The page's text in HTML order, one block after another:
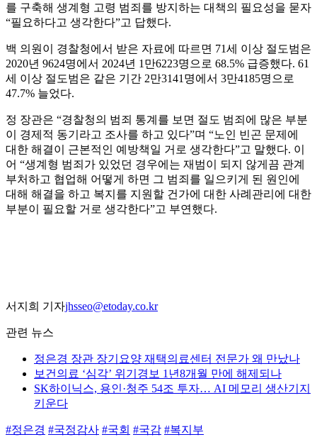
를 구축해 생계형 고령 범죄를 방지하는 대책의 필요성을 묻자
“필요하다고 생각한다”고 답했다.
백 의원이 경찰청에서 받은 자료에 따르면 71세 이상 절도범은
2020년 9624명에서 2024년 1만6223명으로 68.5% 급증했다. 61
세 이상 절도범은 같은 기간 2만3141명에서 3만4185명으로
47.7% 늘었다.
정 장관은 “경찰청의 범죄 통계를 보면 절도 범죄에 많은 부분
이 경제적 동기라고 조사를 하고 있다”며 “노인 빈곤 문제에
대한 해결이 근본적인 예방책일 거로 생각한다”고 말했다. 이
어 “생계형 범죄가 있었던 경우에는 재범이 되지 않게끔 관계
부처하고 협업해 어떻게 하면 그 범죄를 일으키게 된 원인에
대해 해결을 하고 복지를 지원할 건가에 대한 사례관리에 대한
부분이 필요할 거로 생각한다”고 부연했다.
서지희 기자jhsseo@etoday.co.kr
관련 뉴스
정은경 장관 장기요양 재택의료센터 전문가 왜 만났나
보건의료 ‘심각’ 위기경보 1년8개월 만에 해제되나
SK하이닉스, 용인·청주 54조 투자… AI 메모리 생산기지
키운다
#정은경 #국정감사 #국회 #국감 #복지부